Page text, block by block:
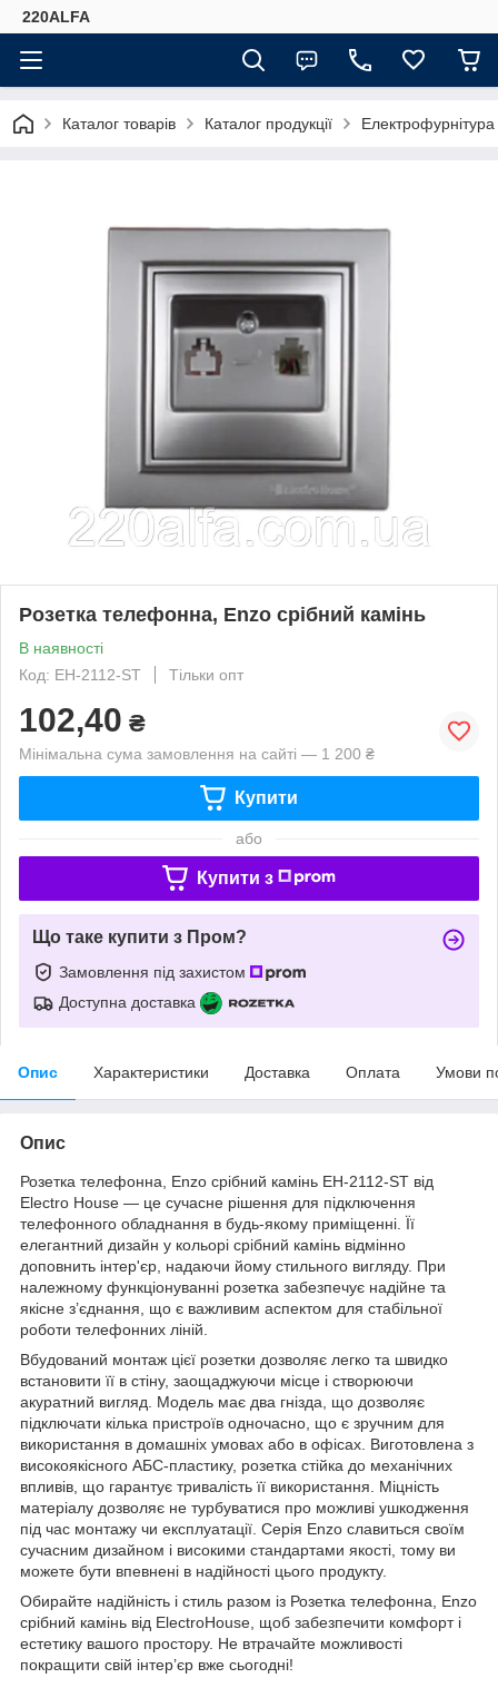
220ALFA
Каталог товарів Каталог продукції Електрофурнітура
Розетка телефонна, Enzo срібний камінь
В наявності
Код: EH-2112-ST
Тільки опт
102,40 ₴
Мінімальна сума замовлення на сайті — 1 200 ₴
Купити
або
Купити з
Що таке купити з Пром?
Замовлення під захистом
Доступна доставка
Опис Характеристики Доставка Оплата Умови
Опис
Розетка телефонна, Enzo срібний камінь EH-2112-ST від
Electro House — це сучасне рішення для підключення
телефонного обладнання в будь-якому приміщенні. Її
елегантний дизайн у кольорі срібний камінь відмінно
доповнить інтер'єр, надаючи йому стильного вигляду. При
належному функціонуванні розетка забезпечує надійне та
якісне з’єднання, що є важливим аспектом для стабільної
роботи телефонних ліній.
Вбудований монтаж цієї розетки дозволяє легко та швидко
встановити її в стіну, заощаджуючи місце і створюючи
акуратний вигляд. Модель має два гнізда, що дозволяє
підключати кілька пристроїв одночасно, що є зручним для
використання в домашніх умовах або в офісах. Виготовлена з
високоякісного АБС-пластику, розетка стійка до механічних
впливів, що гарантує тривалість її використання. Міцність
матеріалу дозволяє не турбуватися про можливі ушкодження
під час монтажу чи експлуатації. Серія Enzo славиться своїм
сучасним дизайном і високими стандартами якості, тому ви
можете бути впевнені в надійності цього продукту.
Обирайте надійність і стиль разом із Розетка телефонна, Enzo
срібний камінь від ElectroHouse, щоб забезпечити комфорт і
естетику вашого простору. Не втрачайте можливості
покращити свій інтер’єр вже сьогодні!